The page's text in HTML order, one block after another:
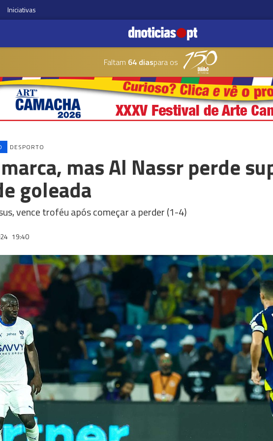
Iniciativas
Faltam 64 diaspara os
DESPORTO
mas Al Nassr perde
goleada
vence troféu após começar a perder (1-4)
19:40